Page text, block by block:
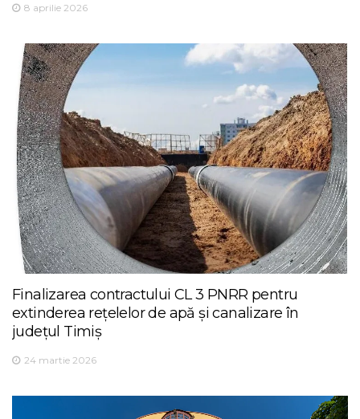
8 aprilie 2026
Finalizarea contractului CL 3 PNRR pentru
extinderea rețelelor de apă și canalizare în
județul Timiș
24 martie 2026